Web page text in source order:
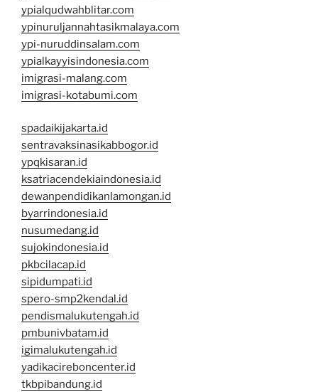
ypialqudwahblitar.com
ypinuruljannahtasikmalaya.com
ypi-nuruddinsalam.com
ypialkayyisindonesia.com
imigrasi-malang.com
imigrasi-kotabumi.com
spadaikijakarta.id
sentravaksinasikabbogor.id
ypqkisaran.id
ksatriacendekiaindonesia.id
dewanpendidikanlamongan.id
byarrindonesia.id
nusumedang.id
sujokindonesia.id
pkbcilacap.id
sipidumpati.id
spero-smp2kendal.id
pendismalukutengah.id
pmbunivbatam.id
igimalukutengah.id
yadikacireboncenter.id
tkbpibandung.id